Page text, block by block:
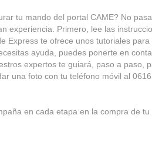
tu mando del portal CAME? No
experiencia. Primero, lee las
Express te ofrece unos tutoriales
ayuda, puedes ponerte en
expertos te guiará, paso a paso,
una foto con tu teléfono móvil al
en cada etapa en la compra de